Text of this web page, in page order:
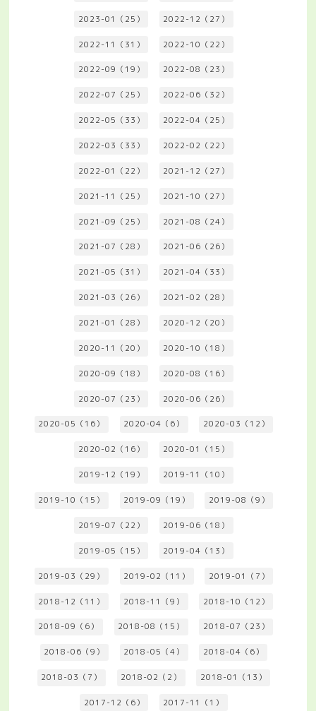
2023-01（25） 2022-12（27）
2022-11（31） 2022-10（22）
2022-09（19） 2022-08（23）
2022-07（25） 2022-06（32）
2022-05（33） 2022-04（25）
2022-03（33） 2022-02（22）
2022-01（22） 2021-12（27）
2021-11（25） 2021-10（27）
2021-09（25） 2021-08（24）
2021-07（28） 2021-06（26）
2021-05（31） 2021-04（33）
2021-03（26） 2021-02（28）
2021-01（28） 2020-12（20）
2020-11（20） 2020-10（18）
2020-09（18） 2020-08（16）
2020-07（23） 2020-06（26）
2020-05（16） 2020-04（6） 2020-03（12）
2020-02（16） 2020-01（15）
2019-12（19） 2019-11（10）
2019-10（15） 2019-09（19） 2019-08（9）
2019-07（22） 2019-06（18）
2019-05（15） 2019-04（13）
2019-03（29） 2019-02（11） 2019-01（7）
2018-12（11） 2018-11（9） 2018-10（12）
2018-09（6） 2018-08（15） 2018-07（23）
2018-06（9） 2018-05（4） 2018-04（6）
2018-03（7） 2018-02（2） 2018-01（13）
2017-12（6） 2017-11（1）